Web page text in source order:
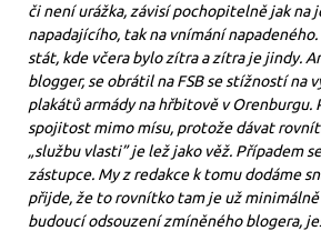
či není urážka, závisí pochopitelně jak na
napadajícího, tak na vnímání
stát, kde včera bylo zítra a zítra je jindy.
blogger, se obrátil na FSB se stížností na
plakátů armády na hřbitově v Orenburgu.
spojitost mimo mísu, protože dávat
„službu vlasti” je lež jako věž. Případem
zástupce. My z redakce k tomu dodáme
přijde, že to rovnítko tam je už
budoucí odsouzení zmíněného blogera,